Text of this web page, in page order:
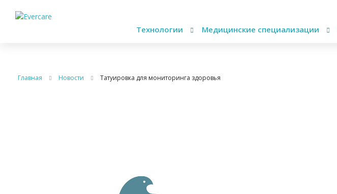
Технологии Медицинские специализации
Главная Новости Татуировка для мониторинга здоровья